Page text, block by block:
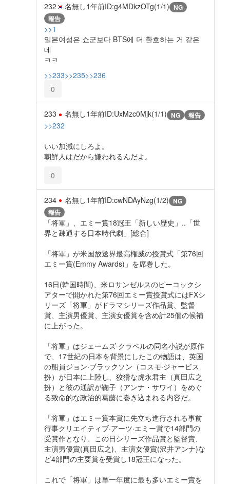
232 名無し1年前ID:g4MDkzOTg(1/1) NG
報告
>>1
일본여성은 쇼군보다 BTS에 더 환호하는 거 같은
데
ㅋㅋ
>>233>>235>>236
0
233 名無し1年前ID:UxMzc0Mjk(1/1) NG 報告
>>232
いい加減にしろよ。
朝鮮人はだから嫌われるんだよ。
0
234 名無し1年前ID:cwNDAyNzg(1/2) NG
報告
「将軍」、エミー賞18冠王「新しい歴史」..「世
界と疎通する日本時代劇」[総合]
「将軍」が米国放送界最高権威の授賞式「第76回
エミー賞(Emmy Awards)」を席巻した。
16日(韓国時間)、米ロサンゼルスのピーコックシ
アターで開かれた第76回エミー賞授賞式にはFXシ
リーズ「将軍」がドラマシリーズ作品賞、監督
賞、主演男優賞、主演女優賞を含め計25個の候補
に上がった。
「将軍」はジェームズ·クラベルの同名小説が原作
で、17世紀の日本を背景にしたこの物語は、英国
の船員ジョン·ブラックソン（コスモ·ジャービス
扮）が日本に上陸し、狡猾な虎永君主（真田広之
扮）と彼の通訳が鞠子（アンナ・サワイ）をめぐ
る致命的な政治的葛藤に巻き込まれる内容だ。
「将軍」はエミー賞本賞に先立ち進行される事前
行事クリエイティブ·アーツ·エミー賞で14部門の
受賞作となり、この日シリーズ作品賞と監督賞、
主演男優賞(真田広之)、主演女優賞(沢井アンナ)な
ど4部門の主要賞を受賞し18冠王になった。
これで「将軍」は単一年度に最も多いエミー賞を